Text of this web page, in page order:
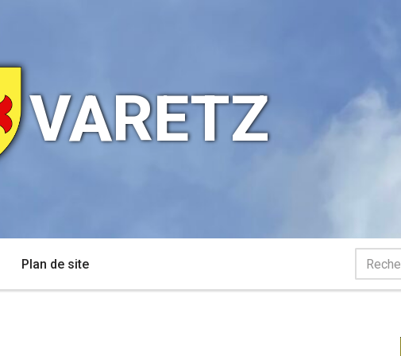
VARETZ
Plan de site